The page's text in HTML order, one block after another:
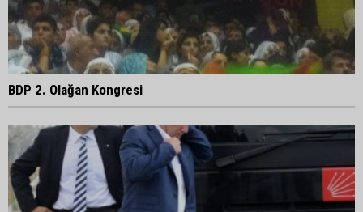
BDP 2. Olağan Kongresi